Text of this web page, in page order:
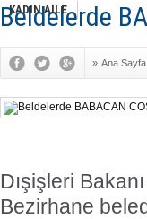
KADIN AİLE
Beldelerde
» Ana Sayfa
Dışişleri
Bezirhane